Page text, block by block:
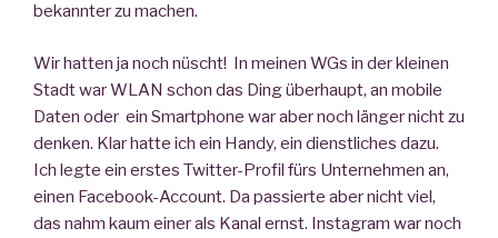
bekannter zu machen.
Wir hatten ja noch nüscht! In meinen WGs in der kleinen
Stadt war WLAN schon das Ding überhaupt, an mobile
Daten oder ein Smartphone war aber noch länger nicht zu
denken. Klar hatte ich ein Handy, ein dienstliches dazu.
Ich legte ein erstes Twitter-Profil fürs Unternehmen an,
einen Facebook-Account. Da passierte aber nicht viel,
das nahm kaum einer als Kanal ernst. Instagram war noch